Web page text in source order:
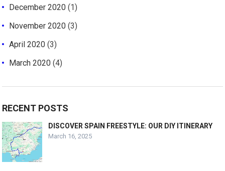
December 2020 (1)
November 2020 (3)
April 2020 (3)
March 2020 (4)
RECENT POSTS
DISCOVER SPAIN FREESTYLE: OUR DIY ITINERARY
March 16, 2025